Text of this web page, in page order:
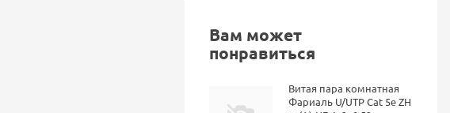
Вам может
понравиться
Витая пара комнатная
Фариаль U/UTP Cat 5e ZH